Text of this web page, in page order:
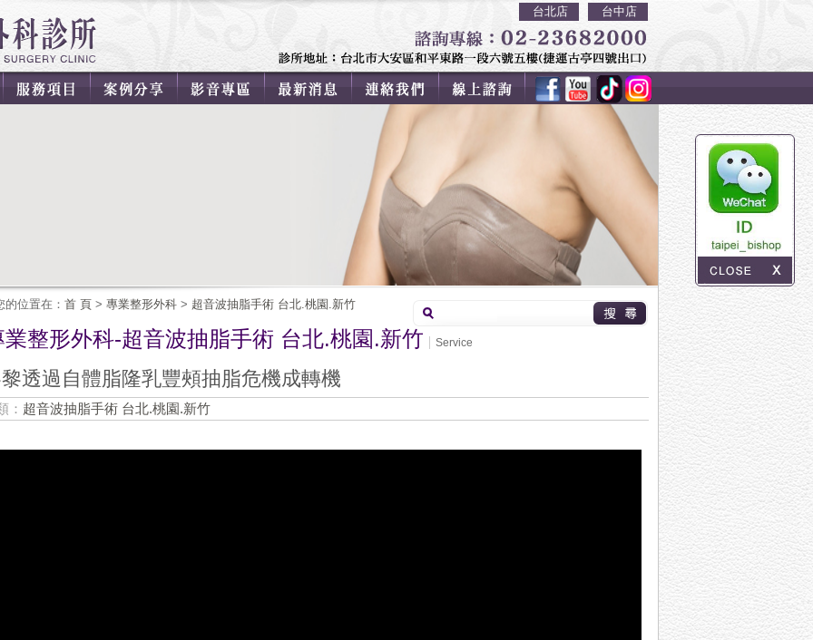
台北店 台中店
的位置在： 首 頁 > 專業整形外科 > 超音波抽脂手術 台北.桃園.新竹
業整形外科-超音波抽脂手術 台北.桃園.新竹 Service
透過自體脂隆乳豐頰抽脂危機成轉機
： 超音波抽脂手術 台北.桃園.新竹